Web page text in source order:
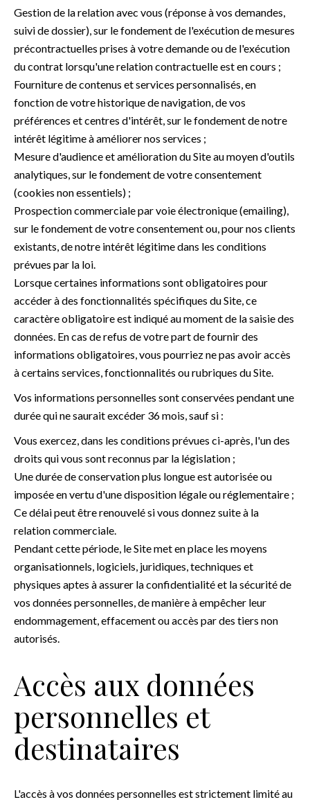
Gestion de la relation avec vous (réponse à vos demandes,
suivi de dossier), sur le fondement de l'exécution de mesures
précontractuelles prises à votre demande ou de l'exécution
du contrat lorsqu'une relation contractuelle est en cours ;
Fourniture de contenus et services personnalisés, en
fonction de votre historique de navigation, de vos
préférences et centres d'intérêt, sur le fondement de notre
intérêt légitime à améliorer nos services ;
Mesure d'audience et amélioration du Site au moyen d'outils
analytiques, sur le fondement de votre consentement
(cookies non essentiels) ;
Prospection commerciale par voie électronique (emailing),
sur le fondement de votre consentement ou, pour nos clients
existants, de notre intérêt légitime dans les conditions
prévues par la loi.
Lorsque certaines informations sont obligatoires pour
accéder à des fonctionnalités spécifiques du Site, ce
caractère obligatoire est indiqué au moment de la saisie des
données. En cas de refus de votre part de fournir des
informations obligatoires, vous pourriez ne pas avoir accès
à certains services, fonctionnalités ou rubriques du Site.
Vos informations personnelles sont conservées pendant une
durée qui ne saurait excéder 36 mois, sauf si :
Vous exercez, dans les conditions prévues ci-après, l'un des
droits qui vous sont reconnus par la législation ;
Une durée de conservation plus longue est autorisée ou
imposée en vertu d'une disposition légale ou réglementaire ;
Ce délai peut être renouvelé si vous donnez suite à la
relation commerciale.
Pendant cette période, le Site met en place les moyens
organisationnels, logiciels, juridiques, techniques et
physiques aptes à assurer la confidentialité et la sécurité de
vos données personnelles, de manière à empêcher leur
endommagement, effacement ou accès par des tiers non
autorisés.
Accès aux données
personnelles et
destinataires
L'accès à vos données personnelles est strictement limité au